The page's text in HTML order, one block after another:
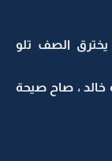
الصف تلو
خالد ، صاح صيحة